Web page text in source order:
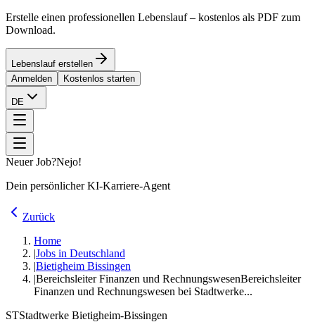
Erstelle einen professionellen Lebenslauf – kostenlos als PDF zum
Download.
Lebenslauf erstellen
Anmelden
Kostenlos starten
DE
Neuer Job?Nejo!
Dein persönlicher KI-Karriere-Agent
Zurück
Home
|Jobs in Deutschland
|Bietigheim Bissingen
|Bereichsleiter Finanzen und RechnungswesenBereichsleiter
Finanzen und Rechnungswesen bei Stadtwerke...
STStadtwerke Bietigheim-Bissingen